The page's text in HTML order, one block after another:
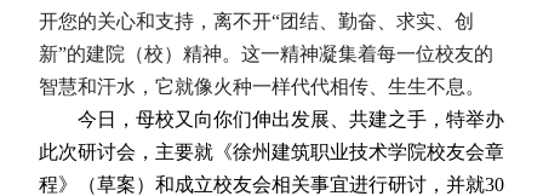
开您的关心和支持，离不开“团结、勤奋、求实、创
新”的建院（校）精神。这一精神凝集着每一位校友的
智慧和汗水，它就像火种一样代代相传、生生不息。
今日，母校又向你们伸出发展、共建之手，特举办
此次研讨会，主要就《徐州建筑职业技术学院校友会章
程》（草案）和成立校友会相关事宜进行研讨，并就30